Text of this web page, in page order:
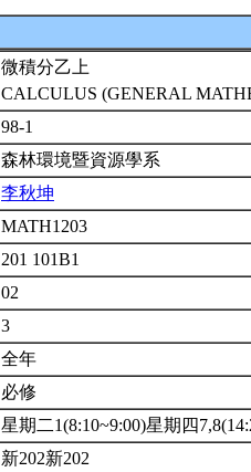
微積分乙上
CALCULUS (GENERAL
98-1
森林環境暨資源學系
李秋坤
MATH1203
201 101B1
02
3
全年
必修
星期二1(8:10~9:00)星期四
新202新202